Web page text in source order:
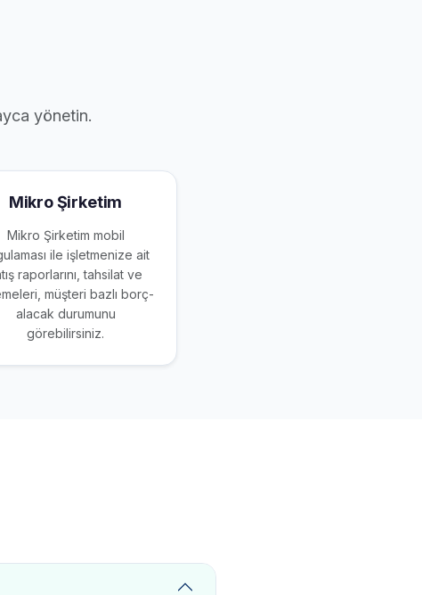
yönetin.
Mikro Şirketim
Mikro Şirketim mobil
ile işletmenize ait
raporlarını, tahsilat ve
müşteri bazlı borç-
alacak durumunu
görebilirsiniz.